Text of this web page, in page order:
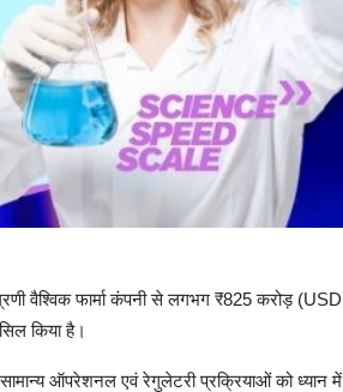
वैश्विक फार्मा कंपनी से लगभग ₹825करोड़(USD
किया है।
सामान्य ऑपरेशनल एवं रेगुलेटरी प्रक्रियाओं को ध्यान में